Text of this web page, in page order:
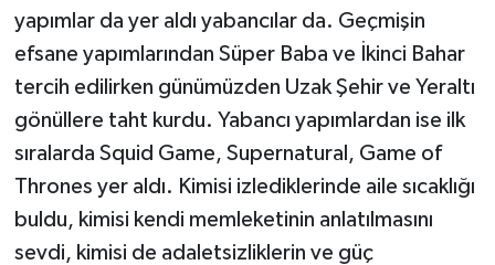
yapımlar da yer aldı yabancılar da. Geçmişin
efsane yapımlarından Süper Baba ve İkinci Bahar
tercih edilirken günümüzden Uzak Şehir ve Yeraltı
gönüllere taht kurdu. Yabancı yapımlardan ise ilk
sıralarda Squid Game, Supernatural, Game of
Thrones yer aldı. Kimisi izlediklerinde aile sıcaklığı
buldu, kimisi kendi memleketinin anlatılmasını
sevdi, kimisi de adaletsizliklerin ve güç